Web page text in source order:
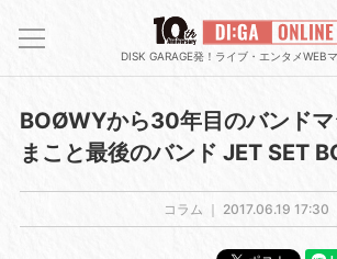
DISK GARAGE発！ライブ・エンタメWEB
BOØWYから30年目のバンド
まこと最後のバンド JET SET
コラム ｜ 2017.06.19 17:30